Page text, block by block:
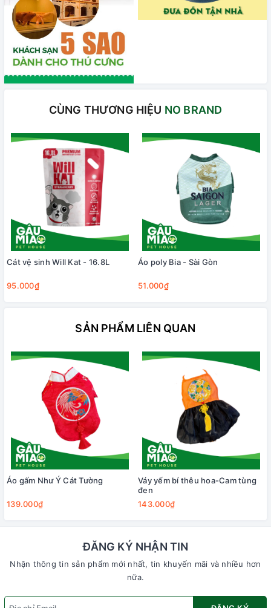
CÙNG THƯƠNG HIỆU NO BRAND
Cát vệ sinh Will Kat - 16.8L
95.000₫
Áo poly Bia - Sài Gòn
51.000₫
SẢN PHẨM LIÊN QUAN
Áo gấm Như Ý Cát Tường
139.000₫
Váy yếm bí thêu hoa-Cam tùng
đen
143.000₫
ĐĂNG KÝ NHẬN TIN
Nhận thông tin sản phẩm mới nhất, tin khuyến mãi và nhiều hơn
nữa.